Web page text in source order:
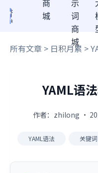
商
城
示
词
商
城
所有文章 > 日积月累 >
YAML语
作者：zhilong ·
YAML语法 关键词